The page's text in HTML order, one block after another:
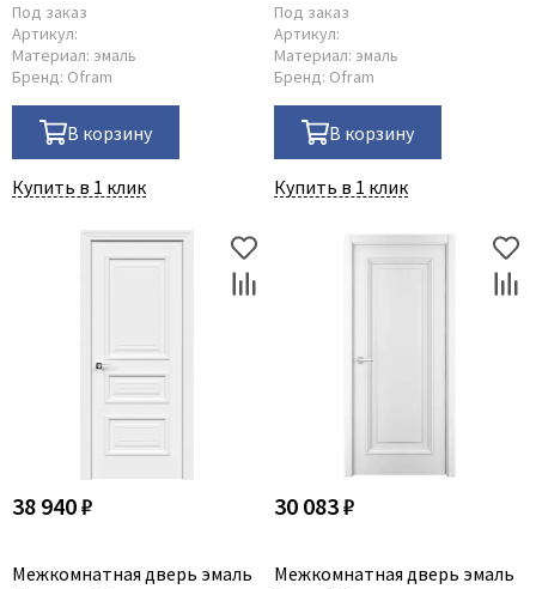
Под заказ
Артикул:
Материал: эмаль
Бренд: Ofram
В корзину
Купить в 1 клик
Под заказ
Артикул:
Материал: эмаль
Бренд: Ofram
В корзину
Купить в 1 клик
38 940 ₽
Межкомнатная дверь эмаль
30 083 ₽
Межкомнатная дверь эмаль